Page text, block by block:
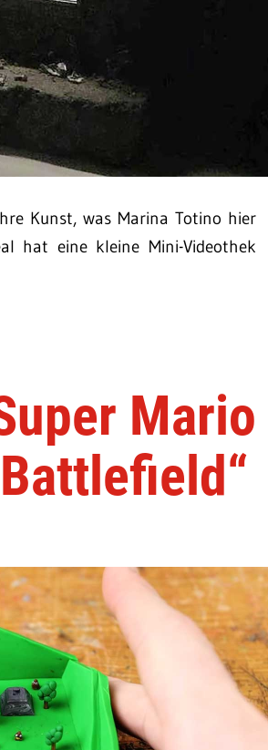
Kunst, was Marina Totino hier
hat eine kleine Mini-Videothek
Mario